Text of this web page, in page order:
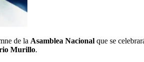
de la Asamblea Nacional que se
Murillo.